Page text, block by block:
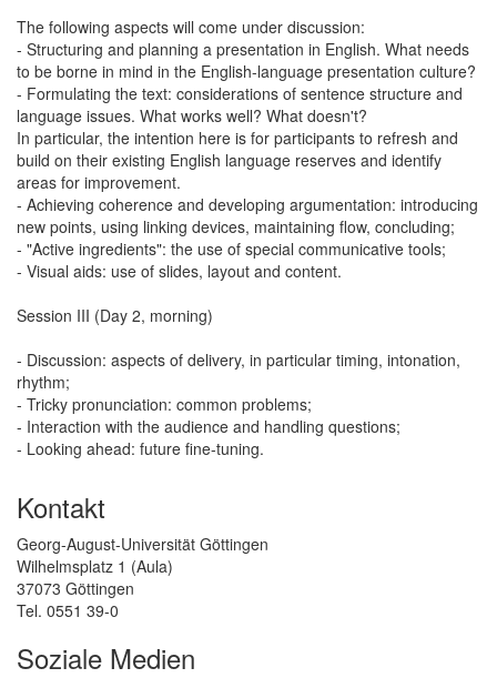
The following aspects will come under discussion:
- Structuring and planning a presentation in English. What needs
to be borne in mind in the English-language presentation culture?
- Formulating the text: considerations of sentence structure and
language issues. What works well? What doesn't?
In particular, the intention here is for participants to refresh and
build on their existing English language reserves and identify
areas for improvement.
- Achieving coherence and developing argumentation: introducing
new points, using linking devices, maintaining flow, concluding;
- "Active ingredients": the use of special communicative tools;
- Visual aids: use of slides, layout and content.
Session III (Day 2, morning)
- Discussion: aspects of delivery, in particular timing, intonation,
rhythm;
- Tricky pronunciation: common problems;
- Interaction with the audience and handling questions;
- Looking ahead: future fine-tuning.
Kontakt
Georg-August-Universität Göttingen
Wilhelmsplatz 1 (Aula)
37073 Göttingen
Tel. 0551 39-0
Soziale Medien